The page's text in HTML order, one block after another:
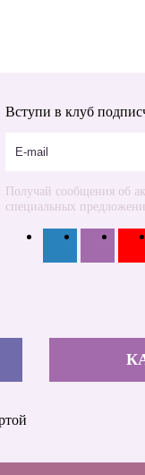
Вступи в клуб
Получай сообщения об
специальных